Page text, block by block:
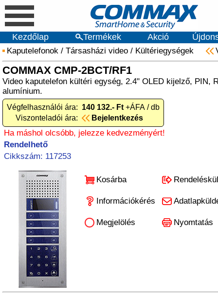
Kezdőlap Termékek Akció
Kaputelefonok / Társasházi video / Kültériegységek
COMMAX CMP-2BCT/RF1
Video kaputelefon kültéri egység, 2.4" OLED kijelző, PIN,
alumínium.
Végfelhasználói ára: 140 132.- Ft +ÁFA / db
Viszonteladói ára:
Bejelentkezés
Ha máshol olcsóbb, jelezze kedvezményért!
Rendelhető
Cikkszám: 117253
Kosárba
Információkérés
Megjelölés Nyomtatás